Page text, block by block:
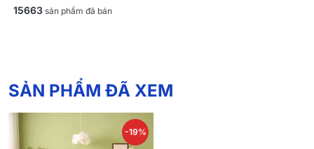
15663 sản phẩm đã bán
SẢN PHẨM ĐÃ XEM
-19%